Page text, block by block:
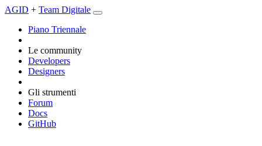
AGID + Team Digitale
Piano Triennale
Le community
Developers
Designers
Gli strumenti
Forum
Docs
GitHub